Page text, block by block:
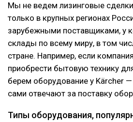
Мы не ведем лизинговые
только в крупных регионах
зарубежными поставщиками, у
склады по всему миру, в том
стране. Например, если
приобрести бытовую технику
берем оборудование у Kärcher
сами отвечают за поставку
Типы оборудования,